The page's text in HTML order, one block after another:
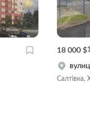
18 000 $
Салтівка,